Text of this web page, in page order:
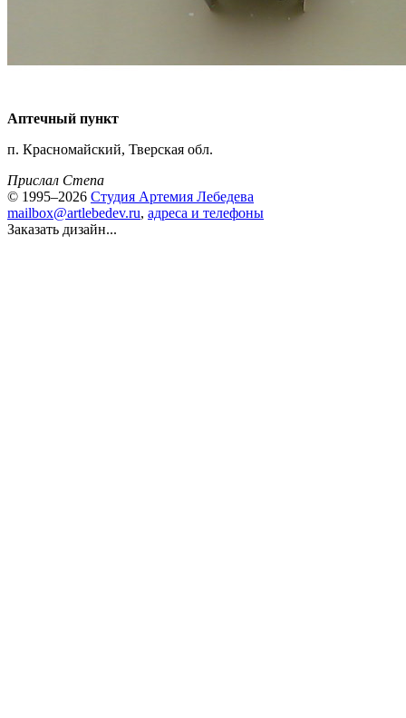
Аптечный пункт
п. Красномайский, Тверская обл.
Прислал Степа
© 1995–2026 Студия Артемия Лебедева
mailbox@artlebedev.ru, адреса и телефоны
Заказать дизайн...